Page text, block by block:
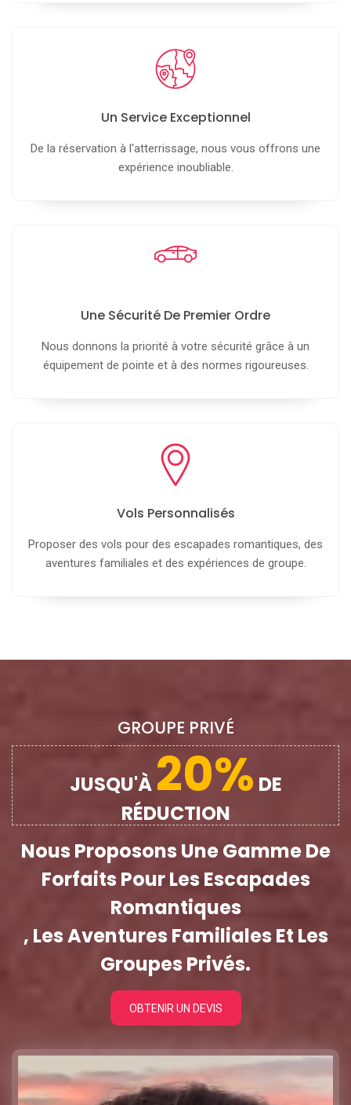
Un Service Exceptionnel
De la réservation à l'atterrissage, nous vous offrons une
expérience inoubliable.
Une Sécurité De Premier Ordre
Nous donnons la priorité à votre sécurité grâce à un
équipement de pointe et à des normes rigoureuses.
Vols Personnalisés
Proposer des vols pour des escapades romantiques, des
aventures familiales et des expériences de groupe.
GROUPE PRIVÉ
JUSQU'À 20% DE
RÉDUCTION
Nous Proposons Une Gamme De
Forfaits Pour Les Escapades
Romantiques
, Les Aventures Familiales Et Les
Groupes Privés.
OBTENIR UN DEVIS